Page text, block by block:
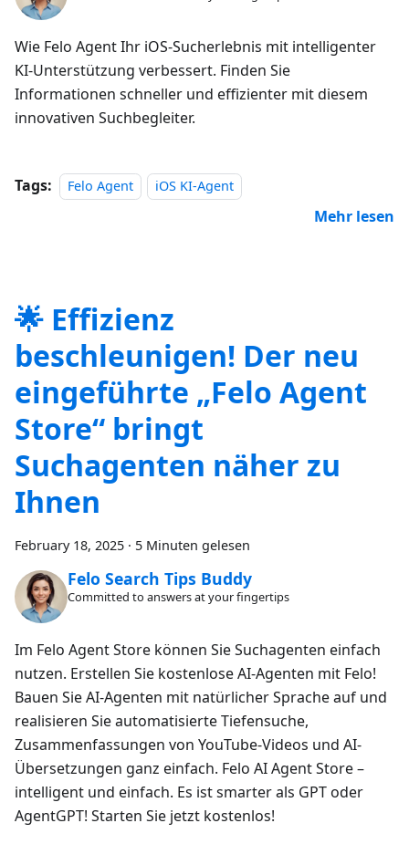
Wie Felo Agent Ihr iOS-Sucherlebnis mit intelligenter
KI-Unterstützung verbessert. Finden Sie
Informationen schneller und effizienter mit diesem
innovativen Suchbegleiter.
Tags: Felo Agent iOS KI-Agent
Mehr lesen
🌟 Effizienz
beschleunigen! Der neu
eingeführte „Felo Agent
Store“ bringt
Suchagenten näher zu
Ihnen
February 18, 2025 · 5 Minuten gelesen
Felo Search Tips Buddy
Committed to answers at your fingertips
Im Felo Agent Store können Sie Suchagenten einfach
nutzen. Erstellen Sie kostenlose AI-Agenten mit Felo!
Bauen Sie AI-Agenten mit natürlicher Sprache auf und
realisieren Sie automatisierte Tiefensuche,
Zusammenfassungen von YouTube-Videos und AI-
Übersetzungen ganz einfach. Felo AI Agent Store –
intelligent und einfach. Es ist smarter als GPT oder
AgentGPT! Starten Sie jetzt kostenlos!